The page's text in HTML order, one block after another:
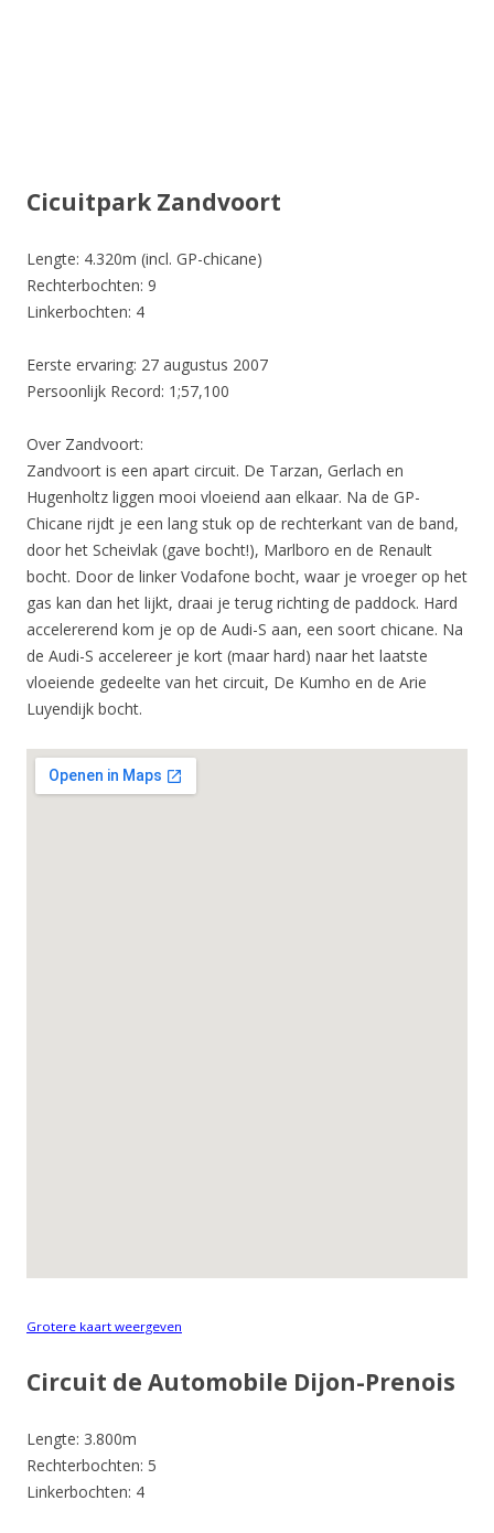
Cicuitpark Zandvoort
Lengte: 4.320m (incl. GP-chicane)
Rechterbochten: 9
Linkerbochten: 4
Eerste ervaring: 27 augustus 2007
Persoonlijk Record: 1;57,100
Over Zandvoort:
Zandvoort is een apart circuit. De Tarzan, Gerlach en
Hugenholtz liggen mooi vloeiend aan elkaar. Na de GP-
Chicane rijdt je een lang stuk op de rechterkant van de band,
door het Scheivlak (gave bocht!), Marlboro en de Renault
bocht. Door de linker Vodafone bocht, waar je vroeger op het
gas kan dan het lijkt, draai je terug richting de paddock. Hard
accelererend kom je op de Audi-S aan, een soort chicane. Na
de Audi-S accelereer je kort (maar hard) naar het laatste
vloeiende gedeelte van het circuit, De Kumho en de Arie
Luyendijk bocht.
Grotere kaart weergeven
Circuit de Automobile Dijon-Prenois
Lengte: 3.800m
Rechterbochten: 5
Linkerbochten: 4